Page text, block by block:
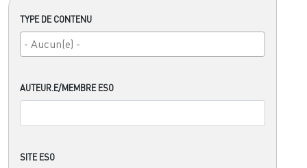
TYPE DE CONTENU
AUTEUR.E/MEMBRE ESO
SITE ESO